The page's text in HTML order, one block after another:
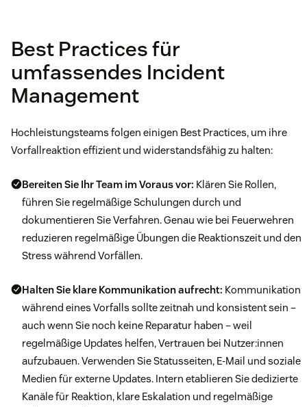
Best Practices für
umfassendes Incident
Management
Hochleistungsteams folgen einigen Best Practices, um ihre
Vorfallreaktion effizient und widerstandsfähig zu halten:
Bereiten Sie Ihr Team im Voraus vor: Klären Sie Rollen,
führen Sie regelmäßige Schulungen durch und
dokumentieren Sie Verfahren. Genau wie bei Feuerwehren
reduzieren regelmäßige Übungen die Reaktionszeit und den
Stress während Vorfällen.
Halten Sie klare Kommunikation aufrecht: Kommunikation
während eines Vorfalls sollte zeitnah und konsistent sein –
auch wenn Sie noch keine Reparatur haben – weil
regelmäßige Updates helfen, Vertrauen bei Nutzer:innen
aufzubauen. Verwenden Sie Statusseiten, E-Mail und soziale
Medien für externe Updates. Intern etablieren Sie dedizierte
Kanäle für Reaktion, klare Eskalation und regelmäßige